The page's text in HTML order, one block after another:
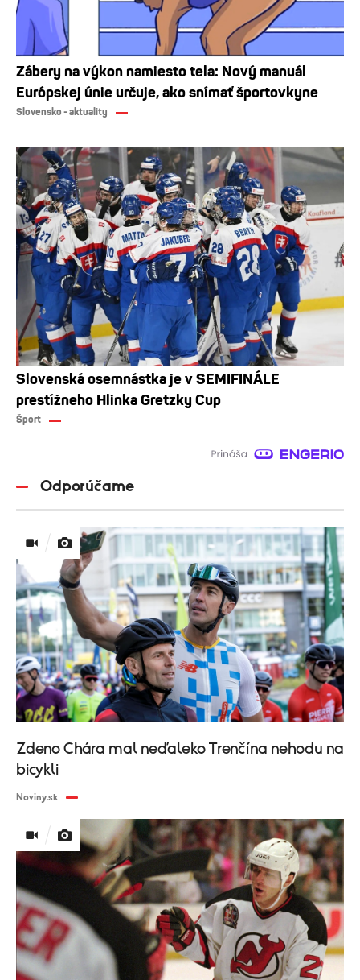
Zábery na výkon namiesto tela: Nový manuál
Európskej únie určuje, ako snímať športovkyne
Slovensko - aktuality
Slovenská osemnástka je v SEMIFINÁLE
prestížneho Hlinka Gretzky Cup
Šport
Odporúčame
Zdeno Chára mal neďaleko Trenčína nehodu na
bicykli
Noviny.sk